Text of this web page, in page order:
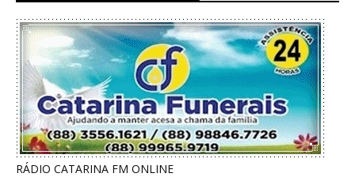
RÁDIO CATARINA FM ONLINE